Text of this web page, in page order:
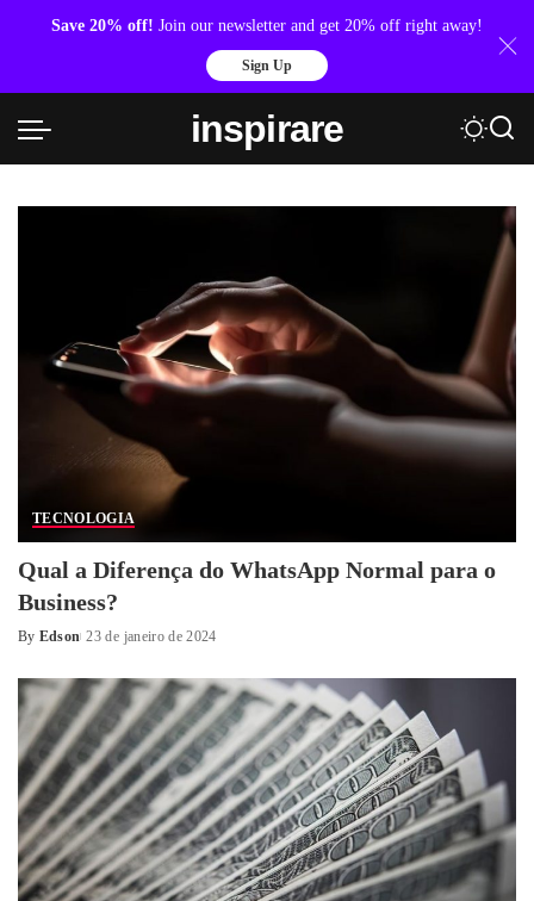
Save 20% off! Join our newsletter and get 20% off right away!
Sign Up
inspirare
TECNOLOGIA
Qual a Diferença do WhatsApp Normal para o
Business?
Posted
By Edson 23 de janeiro de 2024